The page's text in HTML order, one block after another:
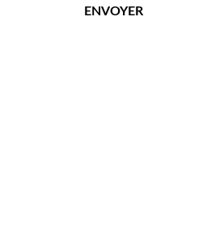
ENVOYER